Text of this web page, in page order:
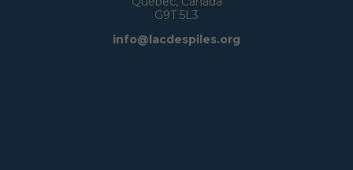
G9T 5L3
info@lacdespiles.org